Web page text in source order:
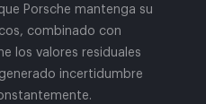
Porsche mantenga su
combinado con
los valores residuales
incertidumbre